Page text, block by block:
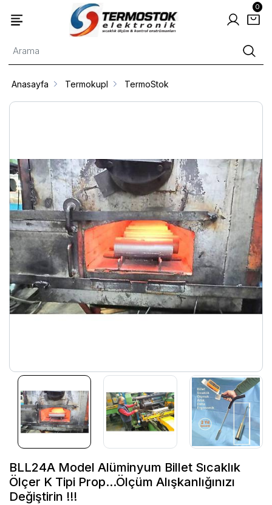
0
Anasayfa Termokupl TermoStok
BLL24A Model Alüminyum Billet Sıcaklık
Ölçer K Tipi Prop...Ölçüm Alışkanlığınızı
Değiştirin !!!